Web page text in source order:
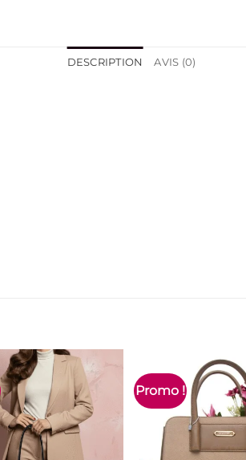
DESCRIPTION AVIS (0)
Promo !